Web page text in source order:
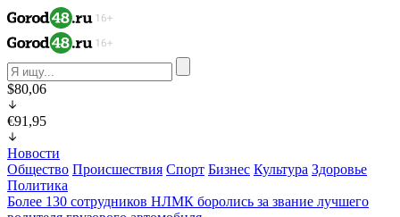
$80,06
€91,95
Новости
Общество Происшествия Спорт Бизнес Культура Здоровье
Политика
Более 130 сотрудников НЛМК боролись за звание лучшего